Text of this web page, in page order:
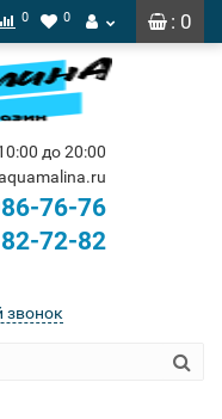
: 0
0 0
до 20:00
76-76
72-82
звонок